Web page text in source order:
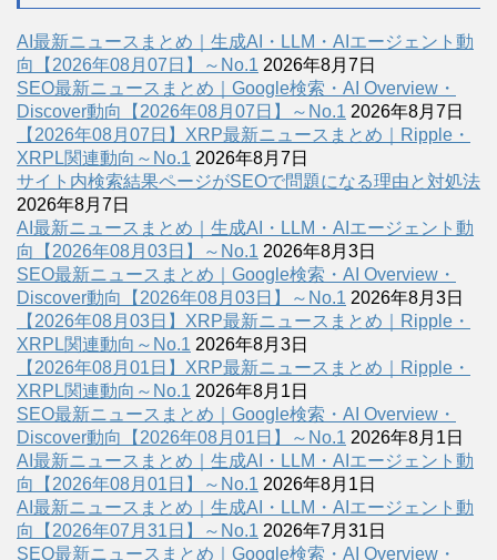
AI最新ニュースまとめ｜生成AI・LLM・AIエージェント動
向【2026年08月07日】～No.1 2026年8月7日
SEO最新ニュースまとめ｜Google検索・AI Overview・
Discover動向【2026年08月07日】～No.1 2026年8月7日
【2026年08月07日】XRP最新ニュースまとめ｜Ripple・
XRPL関連動向～No.1 2026年8月7日
サイト内検索結果ページがSEOで問題になる理由と対処法
2026年8月7日
AI最新ニュースまとめ｜生成AI・LLM・AIエージェント動
向【2026年08月03日】～No.1 2026年8月3日
SEO最新ニュースまとめ｜Google検索・AI Overview・
Discover動向【2026年08月03日】～No.1 2026年8月3日
【2026年08月03日】XRP最新ニュースまとめ｜Ripple・
XRPL関連動向～No.1 2026年8月3日
【2026年08月01日】XRP最新ニュースまとめ｜Ripple・
XRPL関連動向～No.1 2026年8月1日
SEO最新ニュースまとめ｜Google検索・AI Overview・
Discover動向【2026年08月01日】～No.1 2026年8月1日
AI最新ニュースまとめ｜生成AI・LLM・AIエージェント動
向【2026年08月01日】～No.1 2026年8月1日
AI最新ニュースまとめ｜生成AI・LLM・AIエージェント動
向【2026年07月31日】～No.1 2026年7月31日
SEO最新ニュースまとめ｜Google検索・AI Overview・